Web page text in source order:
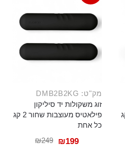
מק"ט: DMB2B2KG
זוג משקולות יד סיליקון
פילאטיס מעוצבות שחור 2 קג
כל אחת
₪249 ₪199